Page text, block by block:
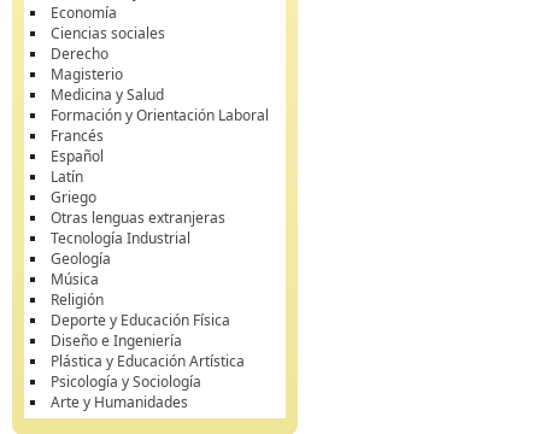
Economía
Ciencias sociales
Derecho
Magisterio
Medicina y Salud
Formación y Orientación Laboral
Francés
Español
Latín
Griego
Otras lenguas extranjeras
Tecnología Industrial
Geología
Música
Religión
Deporte y Educación Física
Diseño e Ingeniería
Plástica y Educación Artística
Psicología y Sociología
Arte y Humanidades